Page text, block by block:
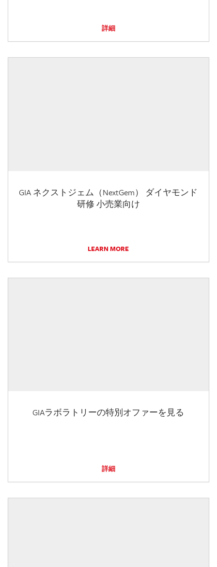
詳細
GIA ネクストジェム（NextGem） ダイヤモンド
研修 小売業向け
LEARN MORE
GIAラボラトリーの特別オファーを見る
詳細